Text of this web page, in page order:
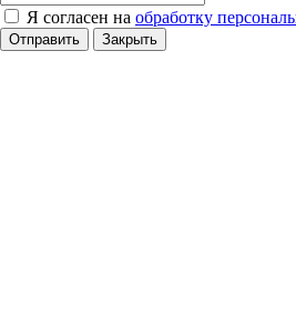
Я согласен на обработку
Отправить Закрыть